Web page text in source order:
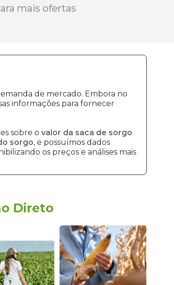
mais ofertas
de mercado. Embora no
informações para fornecer
sobre o valor da saca de sorgo
sorgo, e possuímos dados
os preços e análises mais
Direto